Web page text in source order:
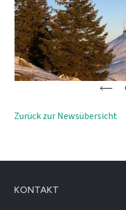
Zurück zur Newsübersicht
KONTAKT